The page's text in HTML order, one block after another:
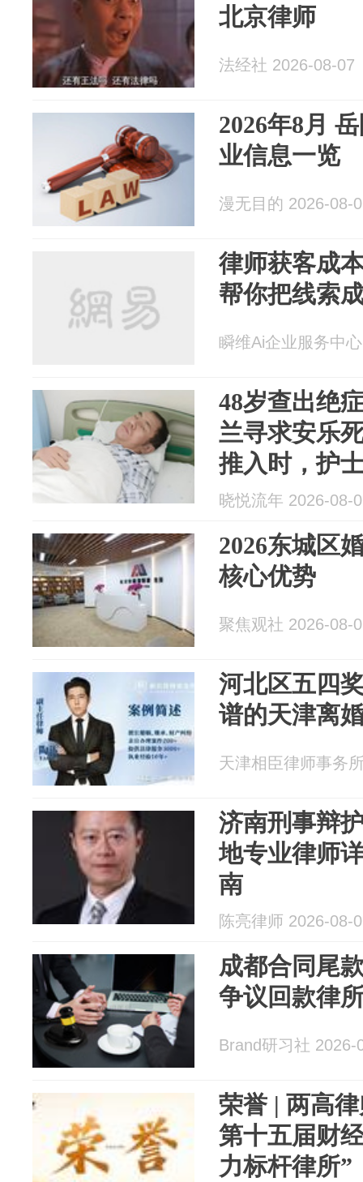
北京律师
法经社 2026-08-07
2026年8月
业信息一览
漫无目的 2026-08-
律师获客成
帮你把线索
瞬维Ai企业服务中
48岁查出绝
兰寻求安乐
推入时，护
看看这个！
晓悦流年 2026-08-
2026东城区
核心优势
聚焦观社 2026-08-
河北区五四
谱的天津离
天津相臣律师事务
济南刑事辩
地专业律师
南
陈亮律师 2026-08-
成都合同尾
争议回款律
Brand研习社 2026-
荣誉 | 两高
第十五届财
力标杆律所”